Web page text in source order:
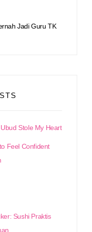
Jadi Guru TK
Stole My Heart
Feel Confident
Sushi Praktis